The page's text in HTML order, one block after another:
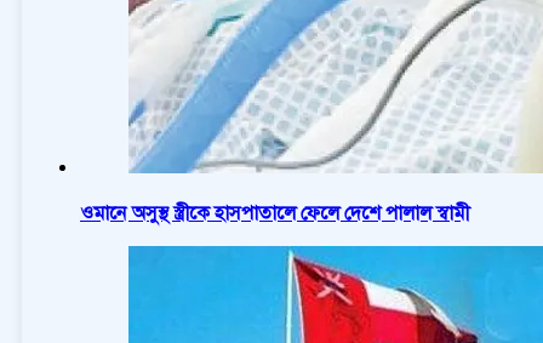
ওমানে অসুস্থ স্ত্রীকে হাসপাতালে ফেলে দেশে পালাল স্বামী